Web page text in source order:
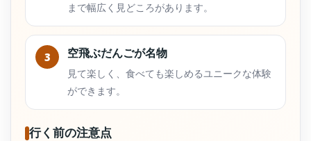
まで幅広く見どころがあります。
3
空飛ぶだんごが名物
見て楽しく、食べても楽しめるユニークな体験
ができます。
行く前の注意点